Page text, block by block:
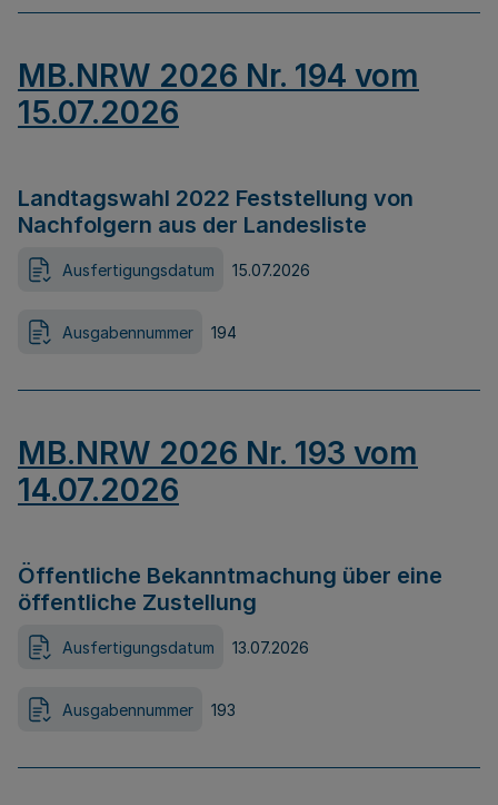
MB.NRW 2026 Nr. 194 vom
15.07.2026
Landtagswahl 2022 Feststellung von
Nachfolgern aus der Landesliste
Ausfertigungsdatum 15.07.2026
Ausgabennummer 194
MB.NRW 2026 Nr. 193 vom
14.07.2026
Öffentliche Bekanntmachung über eine
öffentliche Zustellung
Ausfertigungsdatum 13.07.2026
Ausgabennummer 193